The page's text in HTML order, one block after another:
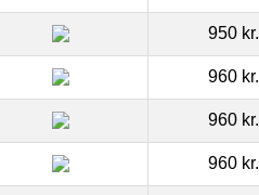
950 kr.
960 kr.
960 kr.
960 kr.